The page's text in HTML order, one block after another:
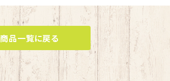
商品一覧に戻る